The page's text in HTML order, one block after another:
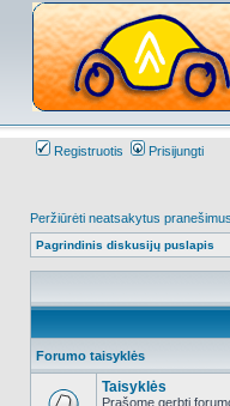
Registruotis Prisijungti
Peržiūrėti neatsakytus pranešimus
Pagrindinis diskusijų puslapis
Forumo taisyklės
Taisyklės
Prašome gerbti